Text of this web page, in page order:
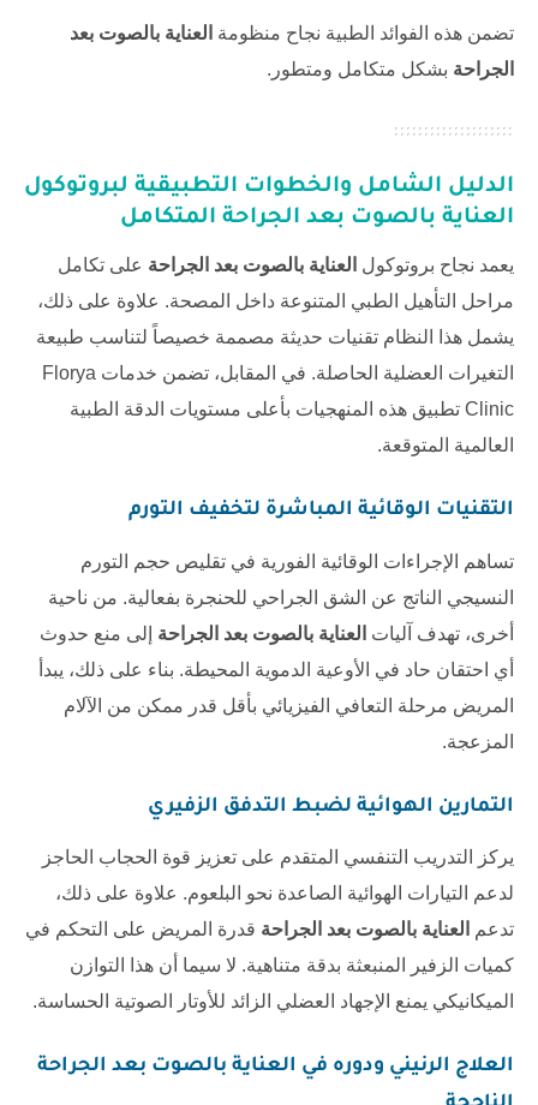
تضمن هذه الفوائد الطبية نجاح منظومة العناية بالصوت بعد
الجراحة بشكل متكامل ومتطور.
الدليل الشامل والخطوات التطبيقية لبروتوكول
العناية بالصوت بعد الجراحة المتكامل
يعمد نجاح بروتوكول العناية بالصوت بعد الجراحة على تكامل
مراحل التأهيل الطبي المتنوعة داخل المصحة. علاوة على ذلك،
يشمل هذا النظام تقنيات حديثة مصممة خصيصاً لتناسب طبيعة
التغيرات العضلية الحاصلة. في المقابل، تضمن خدمات Florya
Clinic تطبيق هذه المنهجيات بأعلى مستويات الدقة الطبية
العالمية المتوقعة.
التقنيات الوقائية المباشرة لتخفيف التورم
تساهم الإجراءات الوقائية الفورية في تقليص حجم التورم
النسيجي الناتج عن الشق الجراحي للحنجرة بفعالية. من ناحية
أخرى، تهدف آليات العناية بالصوت بعد الجراحة إلى منع حدوث
أي احتقان حاد في الأوعية الدموية المحيطة. بناء على ذلك، يبدأ
المريض مرحلة التعافي الفيزيائي بأقل قدر ممكن من الآلام
المزعجة.
التمارين الهوائية لضبط التدفق الزفيري
يركز التدريب التنفسي المتقدم على تعزيز قوة الحجاب الحاجز
لدعم التيارات الهوائية الصاعدة نحو البلعوم. علاوة على ذلك،
تدعم
العناية بالصوت بعد الجراحة قدرة المريض على التحكم في
كميات الزفير المنبعثة بدقة متناهية. لا سيما أن هذا التوازن
الميكانيكي يمنع الإجهاد العضلي الزائد للأوتار الصوتية الحساسة.
العلاج الرنيني ودوره في العناية بالصوت بعد الجراحة